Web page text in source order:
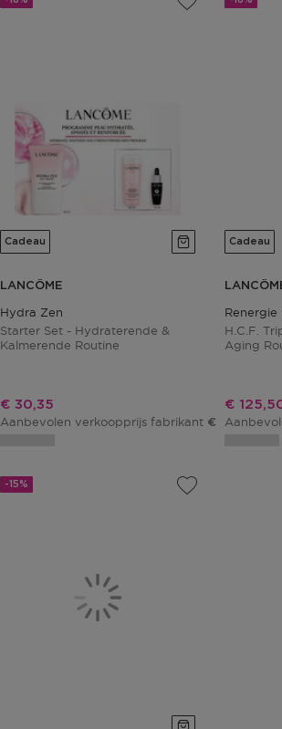
Cadeau
LANCÔME
Hydra Zen
Starter Set - Hydraterende &
Kalmerende Routine
Kortingsprijs
€ 30,35
Aanbevolen verkoopprijs fabrikant € 37,01
Cadeau
Renergie
H.c.f.
Aging
€
-15%